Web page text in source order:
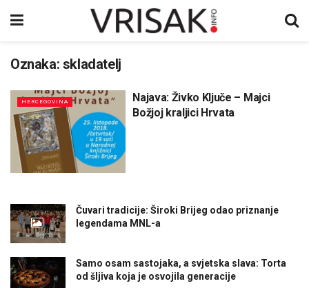
Oznaka: skladatelj
HERCEGOVINA
Najava: Živko Ključe – Majci
Božjoj kraljici Hrvata
Čuvari tradicije: Široki Brijeg odao priznanje
legendama MNL-a
Samo osam sastojaka, a svjetska slava: Torta
od šljiva koja je osvojila generacije